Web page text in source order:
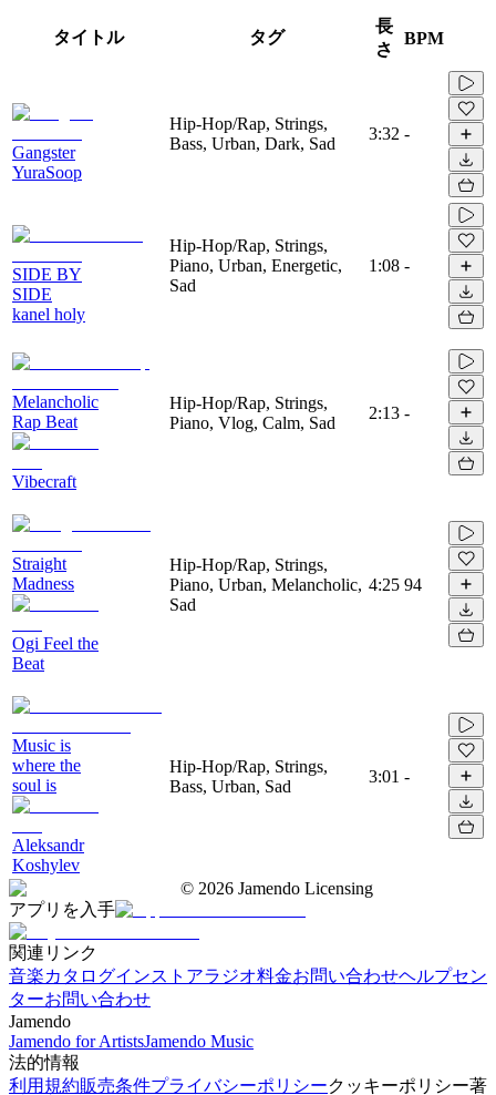
タイトル タグ
長
さ
BPM
Gangster
YuraSoop
Hip-Hop/Rap, Strings,
Bass, Urban, Dark, Sad
3:32 -
SIDE BY
SIDE
kanel holy
Hip-Hop/Rap, Strings,
Piano, Urban, Energetic,
Sad
1:08 -
Melancholic
Rap Beat
Vibecraft
Hip-Hop/Rap, Strings,
Piano, Vlog, Calm, Sad
2:13 -
Straight
Madness
Ogi Feel the
Beat
Hip-Hop/Rap, Strings,
Piano, Urban, Melancholic,
Sad
4:25 94
Music is
where the
soul is
Aleksandr
Koshylev
Hip-Hop/Rap, Strings,
Bass, Urban, Sad
3:01 -
© 2026 Jamendo Licensing
アプリを入手
関連リンク
音楽カタログインストアラジオ料金お問い合わせヘルプセン
ターお問い合わせ
Jamendo
Jamendo for ArtistsJamendo Music
法的情報
利用規約販売条件プライバシーポリシークッキーポリシー著